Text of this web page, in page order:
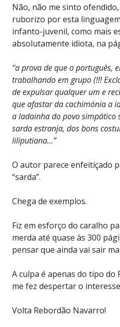
Não, não me sinto
ruborizo por esta
infanto-juvenil, como mais
absolutamente idiota, na
“a prova de que o português,
trabalhando em grupo (!!!
de expulsar qualquer um e
que afastar da cachimónia a
a ladainha do povo simpático
sarda estranja, dos bons
liliputiana…”
O autor parece enfeitiçado
“sarda”.
Chega de exemplos.
Fiz em esforço do caralho
merda até quase às 300
pensar que ainda vai sair
A culpa é apenas do tipo do
me fez despertar o
Volta Rebordão Navarro!